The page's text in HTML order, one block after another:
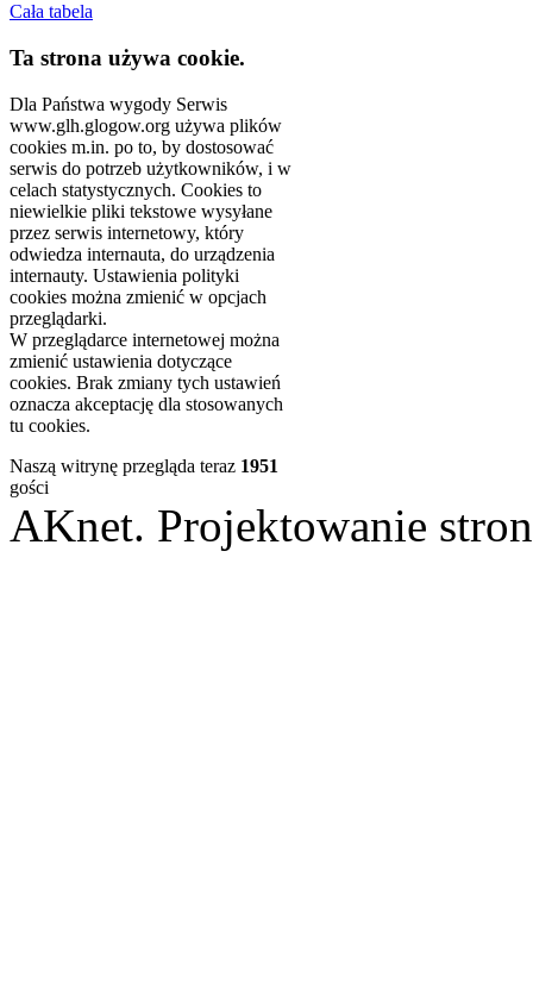
Cała tabela
Ta strona używa cookie.
Dla Państwa wygody Serwis
www.glh.glogow.org używa plików
cookies m.in. po to, by dostosować
serwis do potrzeb użytkowników, i w
celach statystycznych. Cookies to
niewielkie pliki tekstowe wysyłane
przez serwis internetowy, który
odwiedza internauta, do urządzenia
internauty. Ustawienia polityki
cookies można zmienić w opcjach
przeglądarki.
W przeglądarce internetowej można
zmienić ustawienia dotyczące
cookies. Brak zmiany tych ustawień
oznacza akceptację dla stosowanych
tu cookies.
Naszą witrynę przegląda teraz 1951
gości
AKnet. Projektowanie